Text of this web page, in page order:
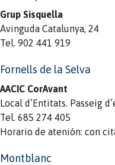
Grup Sisquella
Avinguda Catalunya, 24
Tel. 902 441 919
Fornells de la Selva
AACIC CorAvant
Local d’Entitats. Passeig
Tel. 685 274 405
Horario de atenión: con
Montblanc